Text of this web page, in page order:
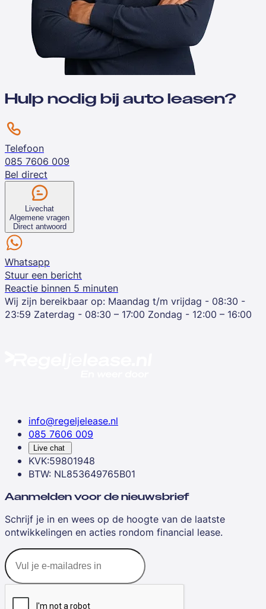
Hulp nodig bij auto leasen?
Telefoon
085 7606 009
Bel direct
Livechat
Algemene vragen
Direct antwoord
Whatsapp
Stuur een bericht
Reactie binnen 5 minuten
Wij zijn bereikbaar op: Maandag t/m vrijdag - 08:30 -
23:59 Zaterdag - 08:30 – 17:00 Zondag - 12:00 – 16:00
info@regeljelease.nl
085 7606 009
Live chat
KVK:59801948
BTW: NL853649765B01
Aanmelden voor de nieuwsbrief
Schrijf je in en wees op de hoogte van de laatste
ontwikkelingen en acties rondom financial lease.